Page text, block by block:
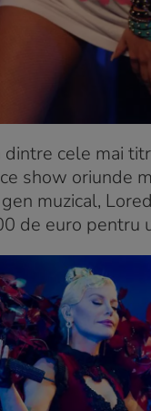
dintre cele mai
show oriunde
muzical,
de euro pentru